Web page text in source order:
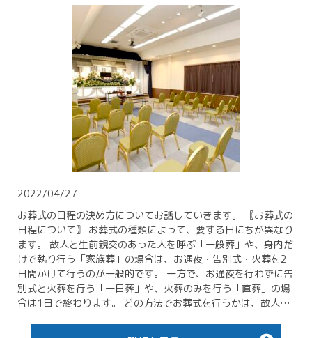
2022/04/27
お葬式の日程の決め方についてお話していきます。 〖お葬式の
日程について〗 お葬式の種類によって、要する日にちが異なり
ます。 故人と生前親交のあった人を呼ぶ「一般葬」や、身内だ
けで執り行う「家族葬」の場合は、お通夜・告別式・火葬を2
日間かけて行うのが一般的です。 一方で、お通夜を行わずに告
別式と火葬を行う「一日葬」や、火葬のみを行う「直葬」の場
合は1日で終わります。 どの方法でお葬式を行うかは、故人…